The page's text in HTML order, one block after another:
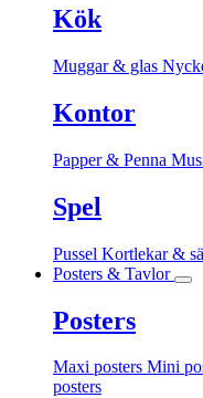
Kök
Muggar & glas
Kontor
Papper & Penna
Spel
Pussel Kortlekar &
Posters & Tavlor
Posters
Maxi posters Mini
posters